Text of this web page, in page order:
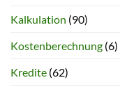
Kalkulation (90)
Kostenberechnung (6)
Kredite (62)